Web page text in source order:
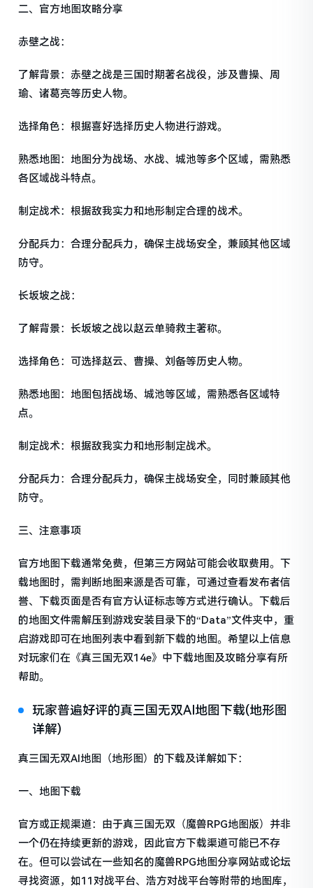
二、官方地图攻略分享
赤壁之战：
了解背景：赤壁之战是三国时期著名战役，涉及曹操、周
瑜、诸葛亮等历史人物。
选择角色：根据喜好选择历史人物进行游戏。
熟悉地图：地图分为战场、水战、城池等多个区域，需熟悉
各区域战斗特点。
制定战术：根据敌我实力和地形制定合理的战术。
分配兵力：合理分配兵力，确保主战场安全，兼顾其他区域
防守。
长坂坡之战：
了解背景：长坂坡之战以赵云单骑救主著称。
选择角色：可选择赵云、曹操、刘备等历史人物。
熟悉地图：地图包括战场、城池等区域，需熟悉各区域特
点。
制定战术：根据敌我实力和地形制定战术。
分配兵力：合理分配兵力，确保主战场安全，同时兼顾其他
防守。
三、注意事项
官方地图下载通常免费，但第三方网站可能会收取费用。下
载地图时，需判断地图来源是否可靠，可通过查看发布者信
誉、下载页面是否有官方认证标志等方式进行确认。下载后
的地图文件需解压到游戏安装目录下的“Data”文件夹中，重
启游戏即可在地图列表中看到新下载的地图。希望以上信息
对玩家们在《真三国无双14e》中下载地图及攻略分享有所
帮助。
玩家普遍好评的真三国无双AI地图下载(地形图
详解)
真三国无双AI地图（地形图）的下载及详解如下：
一、地图下载
官方或正规渠道：由于真三国无双（魔兽RPG地图版）并非
一个仍在持续更新的游戏，因此官方下载渠道可能已不存
在。但可以尝试在一些知名的魔兽RPG地图分享网站或论坛
寻找资源，如11对战平台、浩方对战平台等附带的地图库，